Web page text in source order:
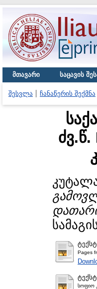
მთავარი საცავის
შესვლა ჩანაწერის შექმნა
Pages
სოფიო